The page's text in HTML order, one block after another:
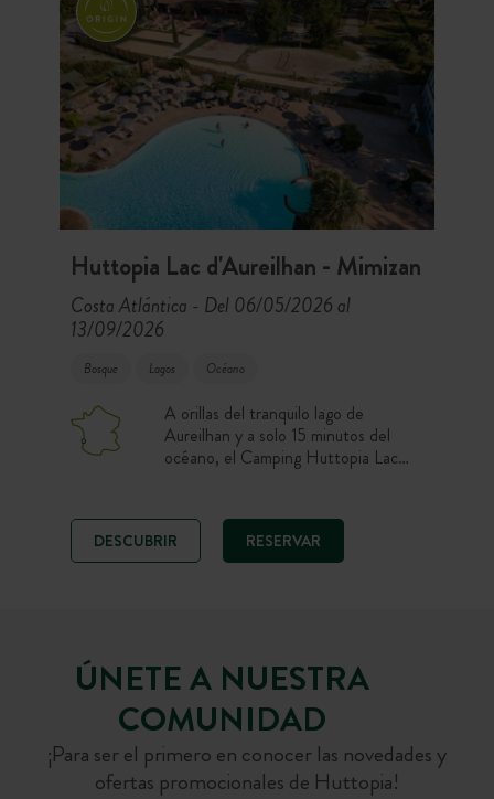
Huttopia Lac d'Aureilhan - Mimizan
Costa Atlántica - Del 06/05/2026 al
13/09/2026
Bosque Lagos Océano
A orillas del tranquilo lago de
Aureilhan y a solo 15 minutos del
océano, el Camping Huttopia Lac
de una estancia en plena naturaleza
en parcela, tienda o chalet, con
piscina, restaurante y acceso a las
DESCUBRIR RESERVAR
ÚNETE A NUESTRA
COMUNIDAD
¡Para ser el primero en conocer las novedades y
ofertas promocionales de Huttopia!